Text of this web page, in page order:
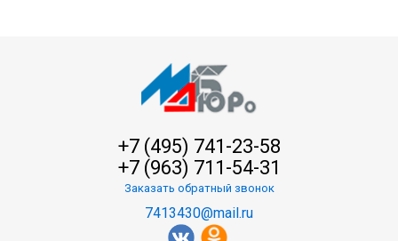
+7 (495) 741-23-58
+7 (963) 711-54-31
Заказать обратный звонок
7413430@mail.ru